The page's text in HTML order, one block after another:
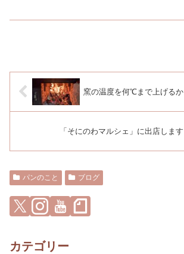
窯の温度を何℃まで上げるか
「そにのわマルシェ」に出店します
パンのこと ブログ
カテゴリー